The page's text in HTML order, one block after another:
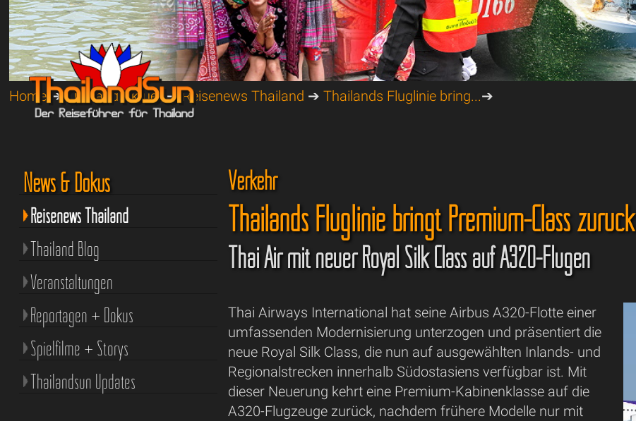
Home➔Thailand Aktuell➔Reisenews Thailand ➔Thailands Fluglinie bring...➔
Verkehr
Thailands Fluglinie bringt Premium-Class zurück
Thai Air mit neuer Royal Silk Class auf A320-Flügen
Thai Airways International hat seine Airbus A320-Flotte einer
umfassenden Modernisierung unterzogen und präsentiert die
neue Royal Silk Class, die nun auf ausgewählten Inlands- und
Regionalstrecken innerhalb Südostasiens verfügbar ist. Mit
dieser Neuerung kehrt eine Premium-Kabinenklasse auf die
A320-Flugzeuge zurück, nachdem frühere Modelle nur mit
News & Dokus
Reisenews Thailand
Thailand Blog
Veranstaltungen
Reportagen + Dokus
Spielfilme + Storys
Thailandsun Updates